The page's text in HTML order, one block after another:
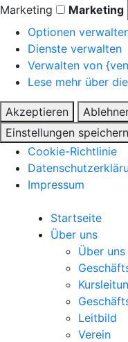
Marketing
Marketing
Optionen
Dienste verwalten
Verwalten von
Lese mehr über
Akzeptieren
Einstellungen speichern
Cookie-Richtlinie
Impressum
Startseite
Über uns
Über uns
Leitbild
Verein